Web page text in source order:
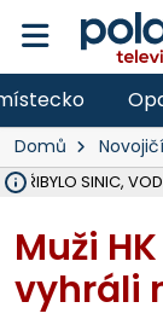
Domů
PŘIBYLO SINIC,
Muži
vyhráli